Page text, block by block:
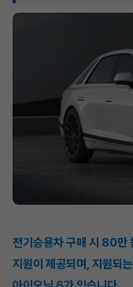
전기승용차 구매 시 80만
지원이 제공되며, 지원되